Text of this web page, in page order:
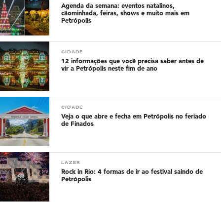
Agenda da semana: eventos natalinos,
cãominhada, feiras, shows e muito mais em
Petrópolis
CIDADE
12 informações que você precisa saber antes de
vir a Petrópolis neste fim de ano
CIDADE
Veja o que abre e fecha em Petrópolis no feriado
de Finados
LAZER
Rock in Rio: 4 formas de ir ao festival saindo de
Petrópolis